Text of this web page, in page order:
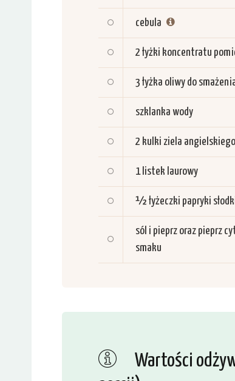
cebula
2 łyżki koncentratu
3 łyżka oliwy do
szklanka wody
2 kulki ziela angielskiego
1 listek laurowy
½ łyżeczki papryki
sól i pieprz oraz pieprz
smaku
Wartości